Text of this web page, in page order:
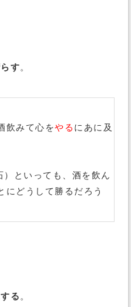
す。
飲みて心をやる にあに及
）といっても、酒を飲ん
にどうして勝るだろう
る 。